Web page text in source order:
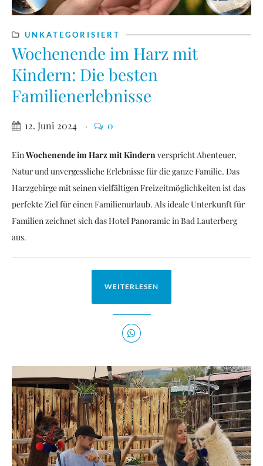
UNKATEGORISIERT
Wochenende im Harz mit
Kindern: Die besten
Familienerlebnisse
12. Juni 2024 0
EinWochenende im Harz mit Kindernverspricht Abenteuer,
Natur und unvergessliche Erlebnisse für die ganze Familie. Das
Harzgebirge mit seinen vielfältigen Freizeitmöglichkeiten ist das
perfekte Ziel für einen Familienurlaub. Als ideale Unterkunft für
Familien zeichnet sich das Hotel Panoramic in Bad Lauterberg
aus.
WEITERLESEN